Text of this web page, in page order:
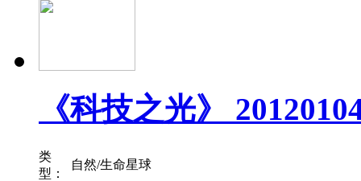
《科技之光》
类
型：
自然/生命星球